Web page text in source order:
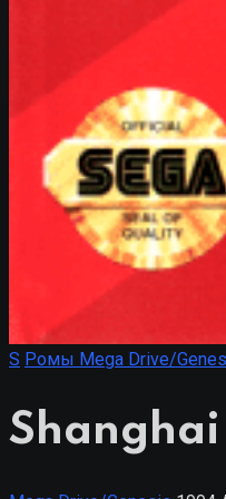
S Ромы Mega Drive/
Shanghai